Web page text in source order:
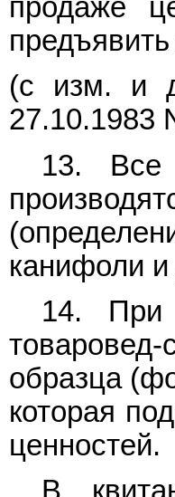
продаже
(с изм. и
27.10.1983
13. Все
канифоли и
14. При
образца
которая
ценностей.